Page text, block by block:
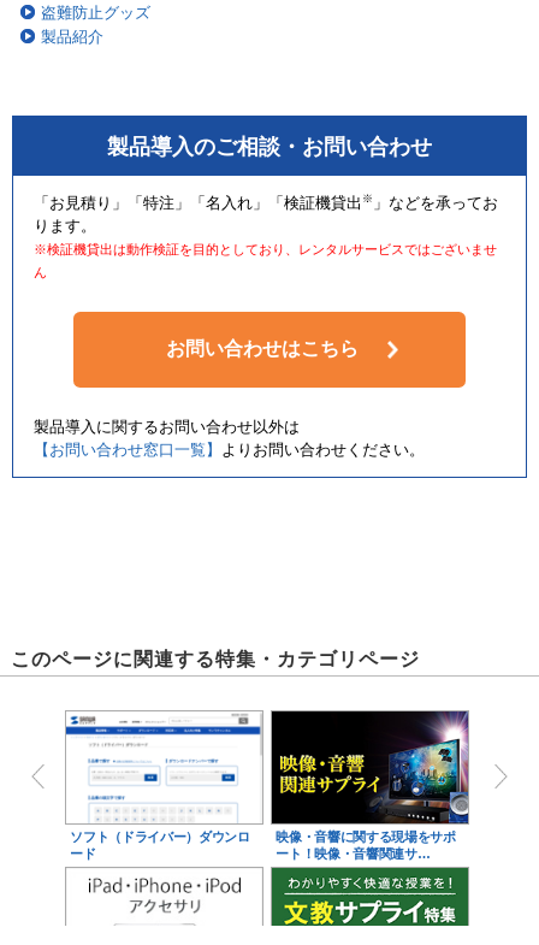
盗難防止グッズ
製品紹介
製品導入のご相談・お問い合わせ
「お見積り」「特注」「名入れ」「検証機貸出 ※ 」などを承ってお
ります。
※検証機貸出は動作検証を目的としており、レンタルサービスではございませ
ん
お問い合わせはこちら
製品導入に関するお問い合わせ以外は
【お問い合わせ窓口一覧】 よりお問い合わせください。
このページに関連する特集・カテゴリページ
ソフト（ドライバー）ダウンロ
ード
映像・音響に関する現場をサポ
ート！映像・音響関連サ…